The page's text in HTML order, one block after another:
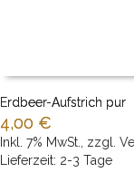
IN DEN
Erdbeer-Aufstrich pur
4,00 €
Inkl. 7% MwSt. zzgl.
Lieferzeit: 2-3 Tage